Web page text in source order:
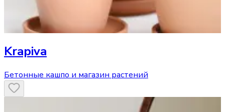
Krapiva
Бетонные кашпо и магазин растений